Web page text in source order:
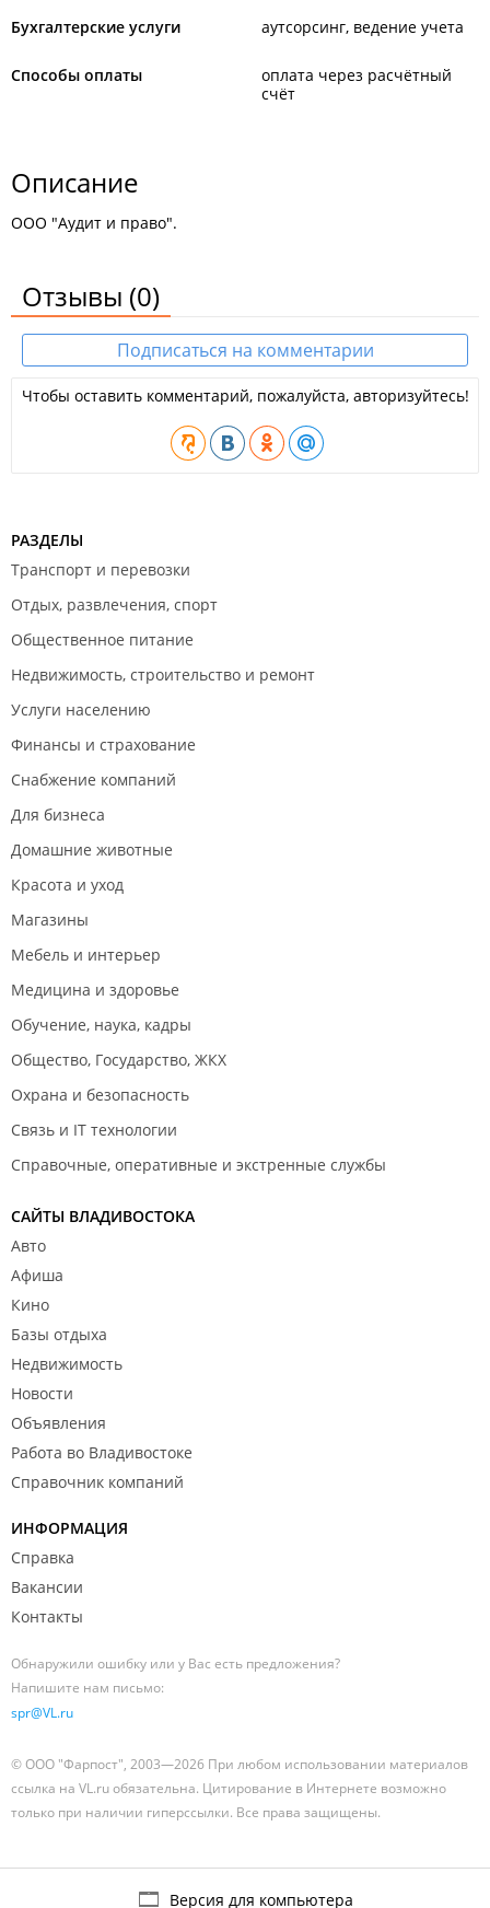
Бухгалтерские услуги аутсорсинг, ведение учета
Способы оплаты
оплата через расчётный
счёт
Описание
ООО "Аудит и право".
Отзывы (0)
Подписаться на комментарии
Чтобы оставить комментарий, пожалуйста, авторизуйтесь!
РАЗДЕЛЫ
Транспорт и перевозки
Отдых, развлечения, спорт
Общественное питание
Недвижимость, строительство и ремонт
Услуги населению
Финансы и страхование
Снабжение компаний
Для бизнеса
Домашние животные
Красота и уход
Магазины
Мебель и интерьер
Медицина и здоровье
Обучение, наука, кадры
Общество, Государство, ЖКХ
Охрана и безопасность
Связь и IT технологии
Справочные, оперативные и экстренные службы
САЙТЫ ВЛАДИВОСТОКА
Авто
Афиша
Кино
Базы отдыха
Недвижимость
Новости
Объявления
Работа во Владивостоке
Справочник компаний
ИНФОРМАЦИЯ
Справка
Вакансии
Контакты
Обнаружили ошибку или у Вас есть предложения?
Напишите нам письмо:
spr@VL.ru
© ООО "Фарпост", 2003—2026 При любом использовании материалов
ссылка на VL.ru обязательна. Цитирование в Интернете возможно
только при наличии гиперссылки. Все права защищены.
Версия для компьютера